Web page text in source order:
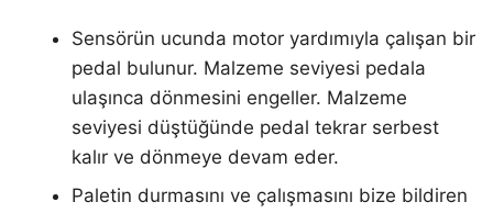
Sensörün ucunda motor yardımıyla çalışan bir
pedal bulunur. Malzeme seviyesi pedala
ulaşınca dönmesini engeller. Malzeme
seviyesi düştüğünde pedal tekrar serbest
kalır ve dönmeye devam eder.
Paletin durmasını ve çalışmasını bize bildiren